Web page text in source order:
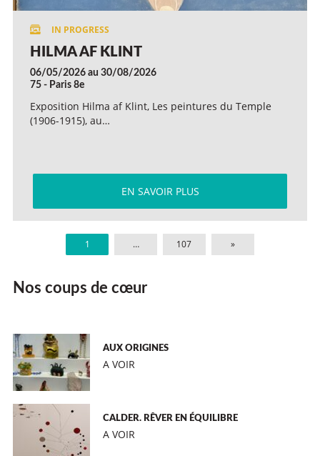
HILMA AF KLINT
06/05/2026 au 30/08/2026
75 - Paris 8e
Exposition Hilma af Klint, Les peintures du Temple
(1906-1915), au…
EN SAVOIR PLUS
1 … 107 »
Nos coups de cœur
AUX ORIGINES
A VOIR
CALDER. RÊVER EN ÉQUILIBRE
A VOIR